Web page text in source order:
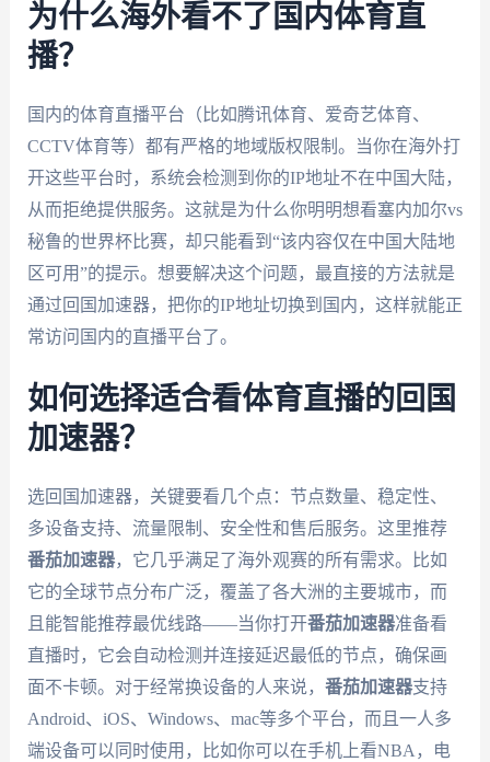
为什么海外看不了国内体育直
播？
国内的体育直播平台（比如腾讯体育、爱奇艺体育、
CCTV体育等）都有严格的地域版权限制。当你在海外打
开这些平台时，系统会检测到你的IP地址不在中国大陆，
从而拒绝提供服务。这就是为什么你明明想看塞内加尔vs
秘鲁的世界杯比赛，却只能看到“该内容仅在中国大陆地
区可用”的提示。想要解决这个问题，最直接的方法就是
通过回国加速器，把你的IP地址切换到国内，这样就能正
常访问国内的直播平台了。
如何选择适合看体育直播的回国
加速器？
选回国加速器，关键要看几个点：节点数量、稳定性、
多设备支持、流量限制、安全性和售后服务。这里推荐
番茄加速器，它几乎满足了海外观赛的所有需求。比如
它的全球节点分布广泛，覆盖了各大洲的主要城市，而
且能智能推荐最优线路——当你打开番茄加速器准备看
直播时，它会自动检测并连接延迟最低的节点，确保画
面不卡顿。对于经常换设备的人来说， 番茄加速器支持
Android、iOS、Windows、mac等多个平台，而且一人多
端设备可以同时使用，比如你可以在手机上看NBA，电